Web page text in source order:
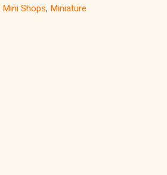
Mini Shops, Miniature